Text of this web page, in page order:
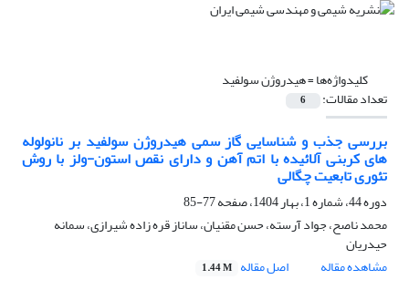
کلیدواژه‌ها =هیدروژن سولفید
تعداد مقالات: 6
بررسی جذب و شناسایی گاز سمی هیدروژن سولفید بر نانولوله
های کربنی آلائیده با اتم آهن و دارای نقص استون-ولز با روش
تئوری تابعیت چگالی
دوره 44، شماره 1، بهار 1404، صفحه
77-85
محمد ناصح، جواد آرسته، حسن مقنیان، ساناز قره زاده شیرازی، سمانه
حیدریان
مشاهده مقاله
اصل مقاله 1.44 M